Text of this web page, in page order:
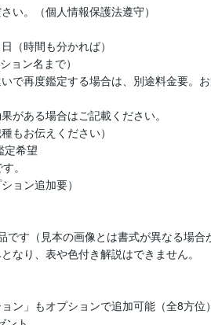
い。（個人情報保護法遵守）
（時間も分かれば）
ョン名まで）
で再度鑑定する場合は、別途料金要。
がある場合はご記載ください。
もお伝えください）
希望
。
ョン追加要）
です（見本の画像とは書式が異なる場
なり、表や色付き解説はできません。
ン」もオプションで追加可能（全8方位